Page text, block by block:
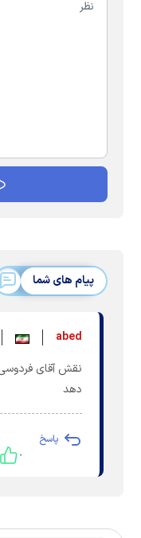
پیام های شما
abed
نقش آقای
دهد
پاسخ
۰